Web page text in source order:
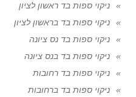
ניקוי ספות בד ראשון לציון
ניקוי ספות בד בראשון לציון
ניקוי ספות בד נס ציונה
ניקוי ספות בד בנס ציונה
ניקוי ספות בד רחובות
ניקוי ספות בד ברחובות